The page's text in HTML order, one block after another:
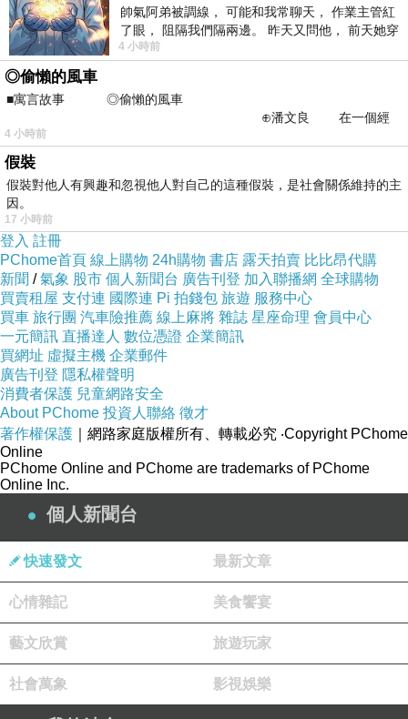
尺寸側量 SIZE手工測量平鋪尺寸可能與實際尺
寸之間存在1-2cm的誤差，還請買家能理解！(單
位：CM)
推測適穿胸圍僅當參考，因個人穿著習慣不同、
某部位因素、或考量衣服風格...請依個人去適度
調整哦
帥氣阿弟被調線， 可能和我常聊天， 作業主管紅
了眼， 阻隔我們隔兩邊。 昨天又問他， 前天她穿
什麼顏色衣服， 不經
4 小時前
◎偷懶的風車
■寓言故事 ◎偷懶的風車
⊕潘文良 在一個經
常颳風的山丘上—&m
4 小時前
假裝
假裝對他人有興趣和忽視他人對自己的這種假裝，是社會關係維持的主
因。
17 小時前
登入 註冊
PChome首頁 線上購物 24h購物 書店 露天拍賣 比比昂代購
新聞 /氣象 股市 個人新聞台 廣告刊登 加入聯播網 全球購物
買賣租屋 支付連 國際連 Pi 拍錢包 旅遊 服務中心
買車 旅行團 汽車險推薦 線上麻將 雜誌 星座命理 會員中心
一元簡訊 直播達人 數位憑證 企業簡訊
買網址 虛擬主機 企業郵件
廣告刊登 隱私權聲明
消費者保護 兒童網路安全
About PChome 投資人聯絡 徵才
著作權保護 ｜網路家庭版權所有、轉載必究 ‧Copyright PChome
Online
PChome Online and PChome are trademarks of PChome
Online Inc.
個人新聞台
快速發文 最新文章
心情雜記 美食饗宴
藝文欣賞 旅遊玩家
社會萬象 影視娛樂